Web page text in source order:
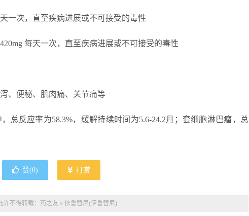
一次，直至疾病进展或不可接受的毒性
420mg 每天一次，直至疾病进展或不可接受的毒性
、便秘、肌肉痛、关节痛等
总反应率为58.3%，缓解持续时间为5.6-24.2月；套细胞淋巴瘤，总
赞(0) 打赏
许不得转载： 药之友 » 依鲁替尼(伊鲁替尼)